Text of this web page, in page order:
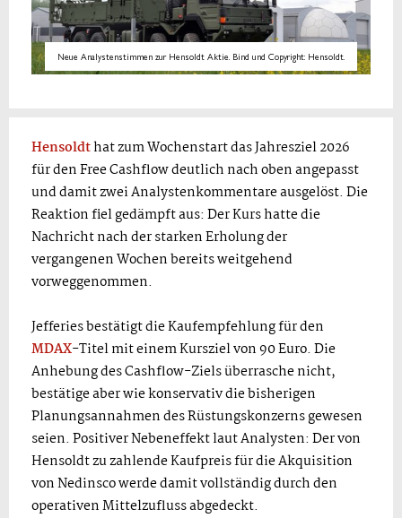
Neue Analystenstimmen zur Hensoldt Aktie. Bind und Copyright: Hensoldt.
Hensoldthat zum Wochenstart das Jahresziel 2026
für den Free Cashflow deutlich nach oben angepasst
und damit zwei Analystenkommentare ausgelöst. Die
Reaktion fiel gedämpft aus: Der Kurs hatte die
Nachricht nach der starken Erholung der
vergangenen Wochen bereits weitgehend
vorweggenommen.
Jefferies bestätigt die Kaufempfehlung für den
MDAX-Titel mit einem Kursziel von 90 Euro. Die
Anhebung des Cashflow-Ziels überrasche nicht,
bestätige aber wie konservativ die bisherigen
Planungsannahmen des Rüstungskonzerns gewesen
seien. Positiver Nebeneffekt laut Analysten: Der von
Hensoldt zu zahlende Kaufpreis für die Akquisition
von Nedinsco werde damit vollständig durch den
operativen Mittelzufluss abgedeckt.